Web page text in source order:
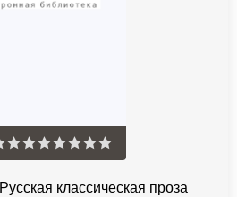
Русская классическая проза